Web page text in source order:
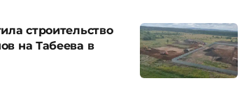
строительство
на Табеева в